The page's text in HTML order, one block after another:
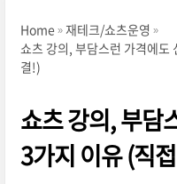
Home
재테크/쇼츠운영
쇼츠 강의, 부담스런 가격에도
결!)
쇼츠 강의, 부담
3가지 이유 (직